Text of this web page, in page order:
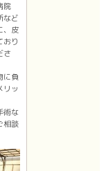
院
など
、皮
おり
さ
に負
リッ
術な
相談